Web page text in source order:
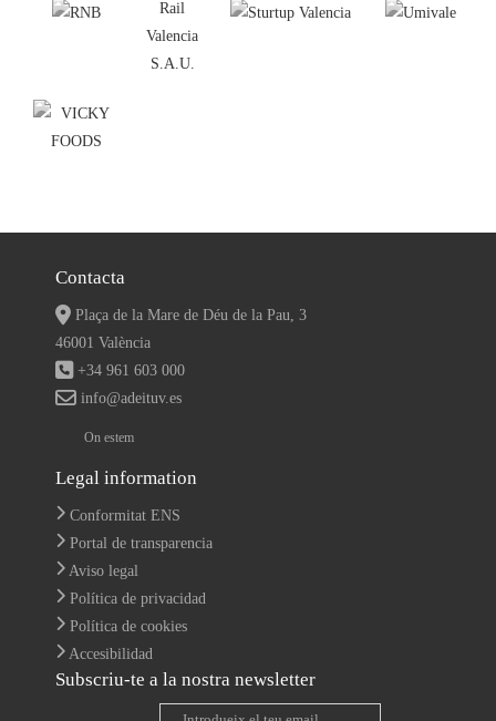
Contacta
Plaça de la Mare de Déu de la Pau, 3
46001 València
+34 961 603 000
info@adeituv.es
On estem
Legal information
Conformitat ENS
Portal de transparencia
Aviso legal
Política de privacidad
Política de cookies
Accesibilidad
Subscriu-te a la nostra newsletter